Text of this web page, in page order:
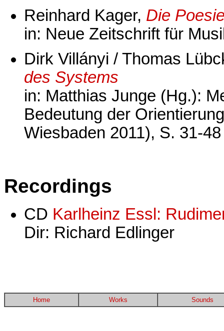
Reinhard Kager, Die
in: Neue Zeitschrift für
Dirk Villányi / Thomas
des Systems
in: Matthias Junge (Hg.):
Bedeutung der
Wiesbaden 2011), S. 31-48
Recordings
CD Karlheinz Essl:
Dir: Richard Edlinger
Home Works Sounds